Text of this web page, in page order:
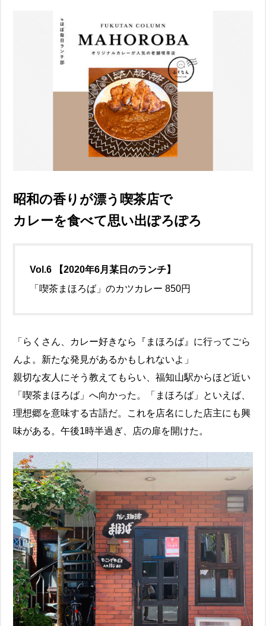
昭和の香りが漂う喫茶店で
カレーを食べて思い出ぽろぽろ
Vol.6 【2020年6月某日のランチ】
「喫茶まほろば」のカツカレー 850円
「らくさん、カレー好きなら『まほろば』に行ってごら
んよ。新たな発見があるかもしれないよ」
親切な友人にそう教えてもらい、福知山駅からほど近い
「喫茶まほろば」へ向かった。「まほろば」といえば、
理想郷を意味する古語だ。これを店名にした店主にも興
味がある。午後1時半過ぎ、店の扉を開けた。